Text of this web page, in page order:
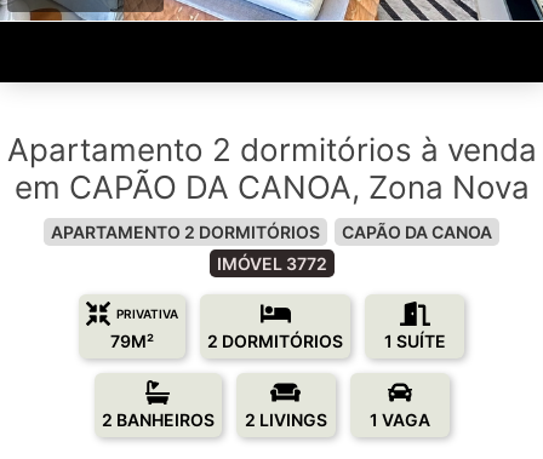
Apartamento 2 dormitórios à venda
em CAPÃO DA CANOA, Zona Nova
APARTAMENTO 2 DORMITÓRIOS
CAPÃO DA CANOA
IMÓVEL 3772
PRIVATIVA
79M² 2 DORMITÓRIOS 1 SUÍTE
2 BANHEIROS 2 LIVINGS 1 VAGA